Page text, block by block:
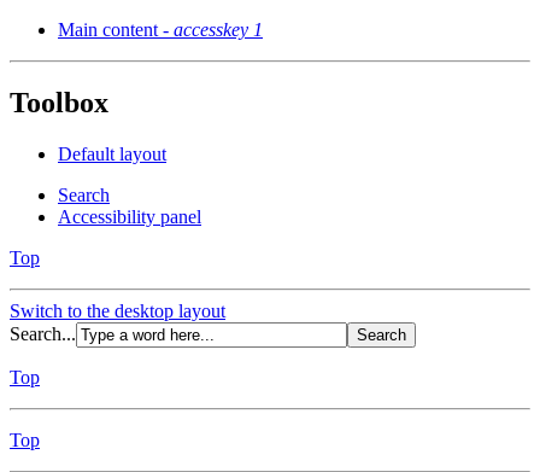
Main content - accesskey 1
Toolbox
Default layout
Search
Accessibility panel
Top
Switch to the desktop layout
Search...
Top
Top